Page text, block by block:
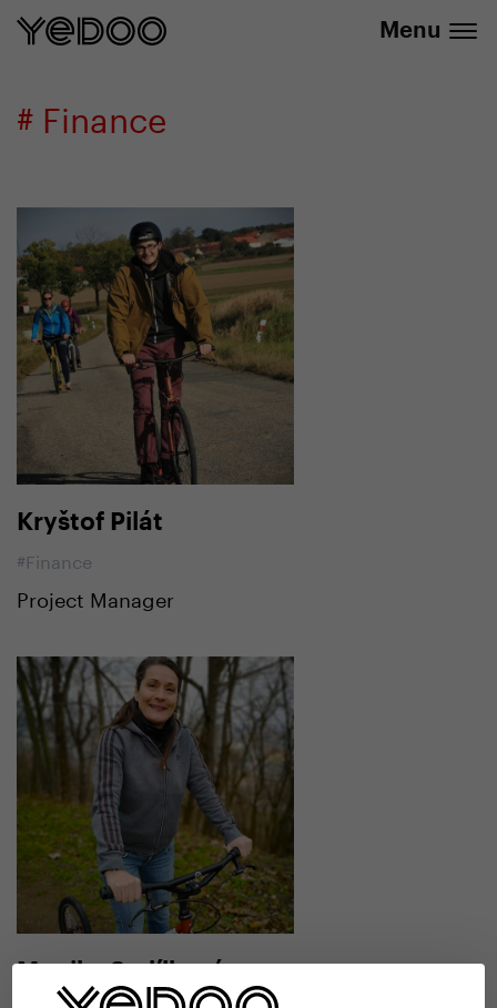
Menu
# Finance
Kryštof Pilát
#Finance
Project Manager
Monika Sadílková